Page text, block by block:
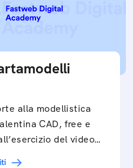
alla modellistica
CAD, free e
del video…